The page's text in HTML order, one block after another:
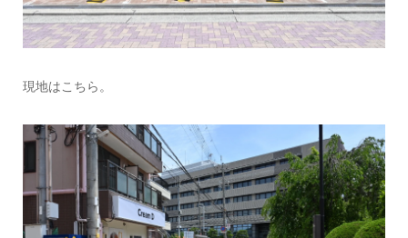
現地はこちら。